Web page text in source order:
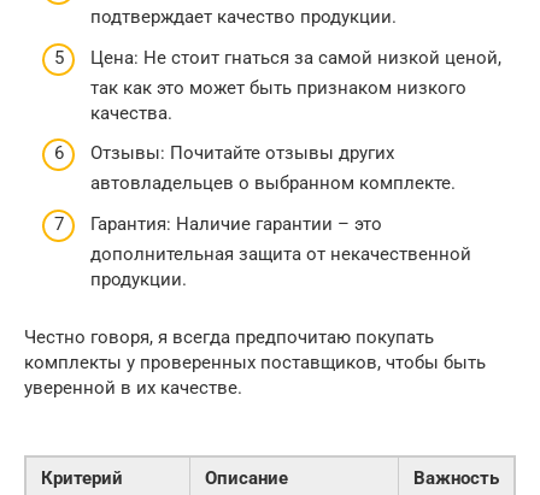
подтверждает качество продукции.
Цена: Не стоит гнаться за самой низкой ценой,
так как это может быть признаком низкого
качества.
Отзывы: Почитайте отзывы других
автовладельцев о выбранном комплекте.
Гарантия: Наличие гарантии – это
дополнительная защита от некачественной
продукции.
Честно говоря, я всегда предпочитаю покупать
комплекты у проверенных поставщиков, чтобы быть
уверенной в их качестве.
Критерий Описание Важность